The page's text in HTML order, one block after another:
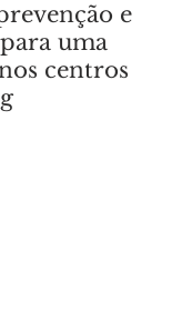
e
uma
centros